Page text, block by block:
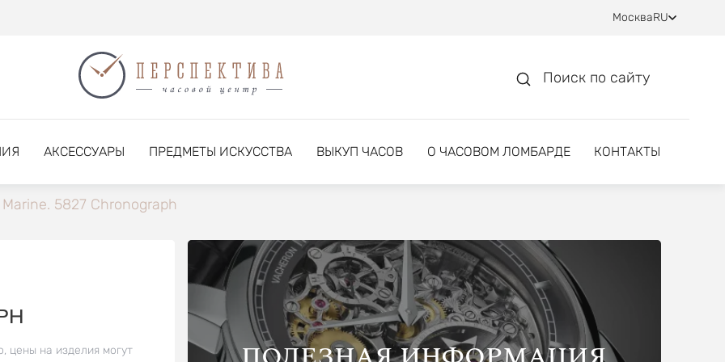
МоскваRU
Поиск по сайту
АКСЕССУАРЫ ПРЕДМЕТЫ ИСКУССТВА ВЫКУП ЧАСОВ О ЧАСОВОМ ЛОМБАРДЕ КОНТАКТЫ
Marine. 5827 Chronograph
цены на изделия могут